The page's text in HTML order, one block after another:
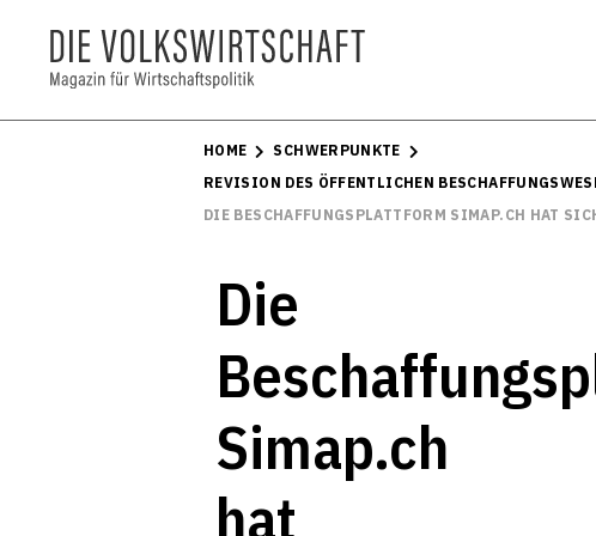
HOME
SCHWERPUNKTE
REVISION DES ÖFFENTLICHEN
DIE BESCHAFFUNGSPLATTFORM SIMAP.CH HAT
Die
Simap.ch
hat